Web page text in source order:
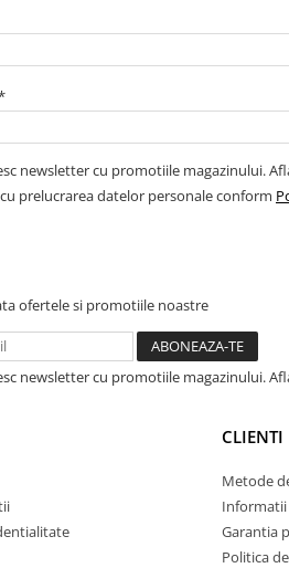
newsletter cu promotiile magazinului.
prelucrarea datelor personale conform
ofertele si promotiile noastre
newsletter cu promotiile magazinului.
CLIENTI
Metode
Garantia
Politica